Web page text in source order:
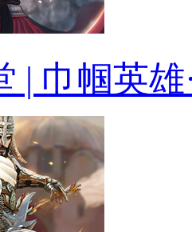
| 巾帼英雄